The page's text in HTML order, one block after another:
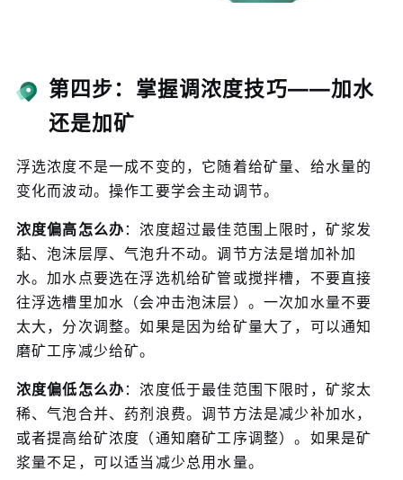
第四步：掌握调浓度技巧——加水
还是加矿
浮选浓度不是一成不变的，它随着给矿量、给水量的
变化而波动。操作工要学会主动调节。
浓度偏高怎么办 ：浓度超过最佳范围上限时，矿浆发
黏、泡沫层厚、气泡升不动。调节方法是增加补加
水。加水点要选在浮选机给矿管或搅拌槽，不要直接
往浮选槽里加水（会冲击泡沫层）。一次加水量不要
太大，分次调整。如果是因为给矿量大了，可以通知
磨矿工序减少给矿。
浓度偏低怎么办 ：浓度低于最佳范围下限时，矿浆太
稀、气泡合并、药剂浪费。调节方法是减少补加水，
或者提高给矿浓度（通知磨矿工序调整）。如果是矿
浆量不足，可以适当减少总用水量。